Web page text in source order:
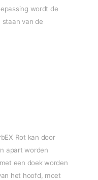
wordt de
staan van de
Rot kan door
apart worden
een doek worden
het hoofd, moet